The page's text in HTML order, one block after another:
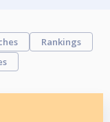
Rankings